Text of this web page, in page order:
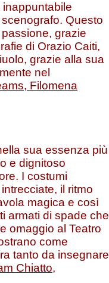
Questo
grazie
di Orazio Caiti,
grazie alla sua
nel
Filomena
sua essenza più
e dignitoso
I costumi
il ritmo
magica e così
armati di spade che
omaggio al Teatro
come
tanto da insegnare
Chiatto,